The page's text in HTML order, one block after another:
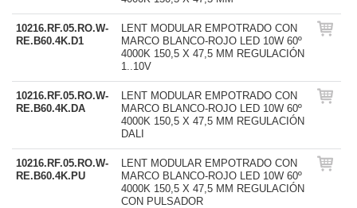
10216.RF.05.RO.W-
RE.B60.4K.D1
LENT MODULAR EMPOTRADO CON
MARCO BLANCO-ROJO LED 10W 60º
4000K 150,5 X 47,5 MM REGULACIÓN
1..10V
10216.RF.05.RO.W-
RE.B60.4K.DA
LENT MODULAR EMPOTRADO CON
MARCO BLANCO-ROJO LED 10W 60º
4000K 150,5 X 47,5 MM REGULACIÓN
DALI
10216.RF.05.RO.W-
RE.B60.4K.PU
LENT MODULAR EMPOTRADO CON
MARCO BLANCO-ROJO LED 10W 60º
4000K 150,5 X 47,5 MM REGULACIÓN
CON PULSADOR